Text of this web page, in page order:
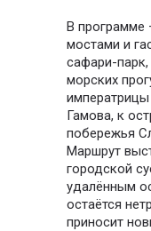
В программе
мостами и
сафари-парк,
морских
императрицы
Гамова, к
побережья
Маршрут
городской
удалённым
остаётся
приносит